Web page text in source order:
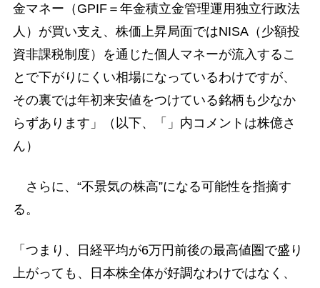
金マネー（GPIF＝年金積立金管理運用独立行政法
人）が買い支え、株価上昇局面ではNISA（少額投
資非課税制度）を通じた個人マネーが流入するこ
とで下がりにくい相場になっているわけですが、
その裏では年初来安値をつけている銘柄も少なか
らずあります」（以下、「」内コメントは株億さ
ん）
さらに、“不景気の株高”になる可能性を指摘す
る。
「つまり、日経平均が6万円前後の最高値圏で盛り
上がっても、日本株全体が好調なわけではなく、